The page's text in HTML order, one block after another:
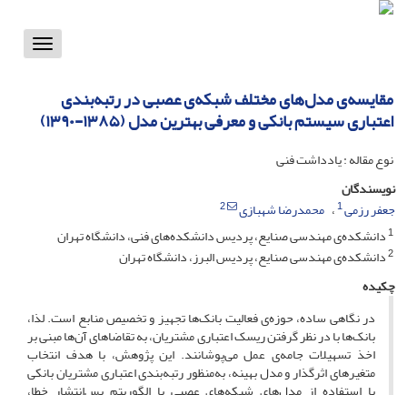
Toggle
مقایسه‌ی مدل‌های مختلف شبکه‌ی عصبی در رتبه‌بندی
اعتباری سیستم بانکی و معرفی بهترین مدل (۱۳۸۵-۱۳۹۰)
نوع مقاله : یادداشت فنی
نویسندگان
جعفر رزمی1 محمدرضا شهبازی
2
1دانشکده‌ی مهندسی صنایع، پردیس دانشکده‌های فنی، دانشگاه تهران
2دانشکده‌ی مهندسی صنایع، پردیس البرز، دانشگاه تهران
چکیده
در نگاهی ساده، حوزه‌ی فعالیت بانک‌ها تجهیز و تخصیص منابع است. لذا،
بانک‌ها با در نظر گرفتن ریسک اعتباری مشتریان، به تقاضاهای آن‌ها مبنی بر
اخذ تسهیلات جامه‌ی عمل می‌پوشانند. این پژوهش، با هدف انتخاب
متغیرهای اثرگذار و مدل بهینه، به‌منظور رتبه‌بندی اعتباری مشتریان بانکی